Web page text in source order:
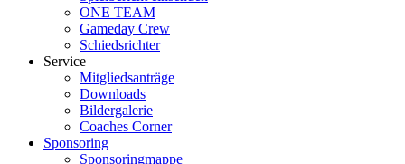
ONE TEAM
Gameday Crew
Schiedsrichter
Service
Mitgliedsanträge
Downloads
Bildergalerie
Coaches Corner
Sponsoring
Sponsoringmappe